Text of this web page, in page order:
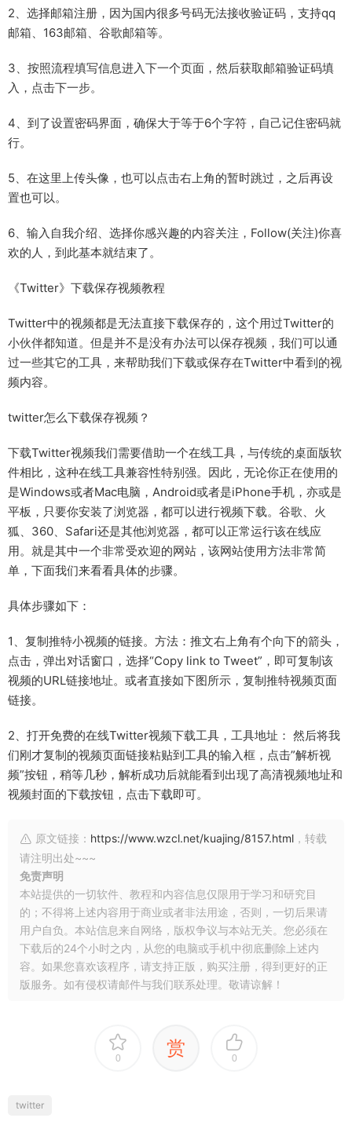
2、选择邮箱注册，因为国内很多号码无法接收验证码，支持qq
邮箱、163邮箱、谷歌邮箱等。
3、按照流程填写信息进入下一个页面，然后获取邮箱验证码填
入，点击下一步。
4、到了设置密码界面，确保大于等于6个字符，自己记住密码就
行。
5、在这里上传头像，也可以点击右上角的暂时跳过，之后再设
置也可以。
6、输入自我介绍、选择你感兴趣的内容关注，Follow(关注)你喜
欢的人，到此基本就结束了。
《Twitter》下载保存视频教程
Twitter中的视频都是无法直接下载保存的，这个用过Twitter的
小伙伴都知道。但是并不是没有办法可以保存视频，我们可以通
过一些其它的工具，来帮助我们下载或保存在Twitter中看到的视
频内容。
twitter怎么下载保存视频？
下载Twitter视频我们需要借助一个在线工具，与传统的桌面版软
件相比，这种在线工具兼容性特别强。因此，无论你正在使用的
是Windows或者Mac电脑，Android或者是iPhone手机，亦或是
平板，只要你安装了浏览器，都可以进行视频下载。谷歌、火
狐、360、Safari还是其他浏览器，都可以正常运行该在线应
用。就是其中一个非常受欢迎的网站，该网站使用方法非常简
单，下面我们来看看具体的步骤。
具体步骤如下：
1、复制推特小视频的链接。方法：推文右上角有个向下的箭头，
点击，弹出对话窗口，选择“Copy link to Tweet”，即可复制该
视频的URL链接地址。或者直接如下图所示，复制推特视频页面
链接。
2、打开免费的在线Twitter视频下载工具，工具地址： 然后将我
们刚才复制的视频页面链接粘贴到工具的输入框，点击”解析视
频”按钮，稍等几秒，解析成功后就能看到出现了高清视频地址和
视频封面的下载按钮，点击下载即可。
原文链接： https://www.wzcl.net/kuajing/8157.html ，转载
请注明出处~~~
免责声明
本站提供的一切软件、教程和内容信息仅限用于学习和研究目
的；不得将上述内容用于商业或者非法用途，否则，一切后果请
用户自负。本站信息来自网络，版权争议与本站无关。您必须在
下载后的24个小时之内，从您的电脑或手机中彻底删除上述内
容。如果您喜欢该程序，请支持正版，购买注册，得到更好的正
版服务。如有侵权请邮件与我们联系处理。敬请谅解！
0 赏 0
twitter